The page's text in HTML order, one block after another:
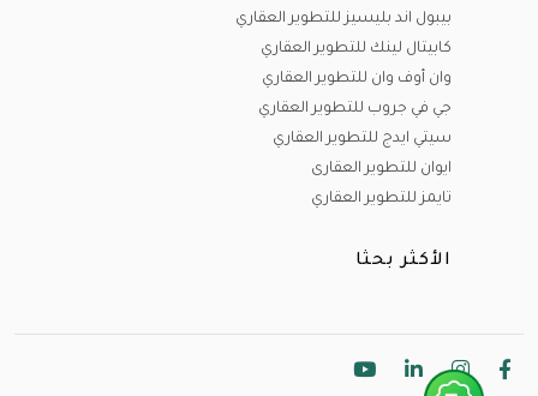
بيبول اند بليسيز للتطوير العقاري
كابيتال لينك للتطوير العقاري
وان أوف وان للتطوير العقاري
جي في جروب للتطوير العقاري
سيتي ايدج للتطوير العقاري
ايوان للتطوير العقارى
تايمز للتطوير العقاري
الأكثر بحثا